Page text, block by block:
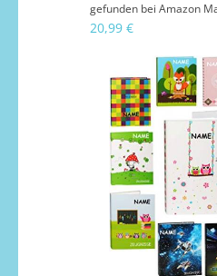
gefunden bei Amazon
20,99 €